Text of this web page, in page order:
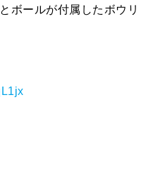
ボールが付属したボウリ